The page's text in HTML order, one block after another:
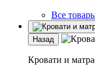
Все
Назад
Кровати и